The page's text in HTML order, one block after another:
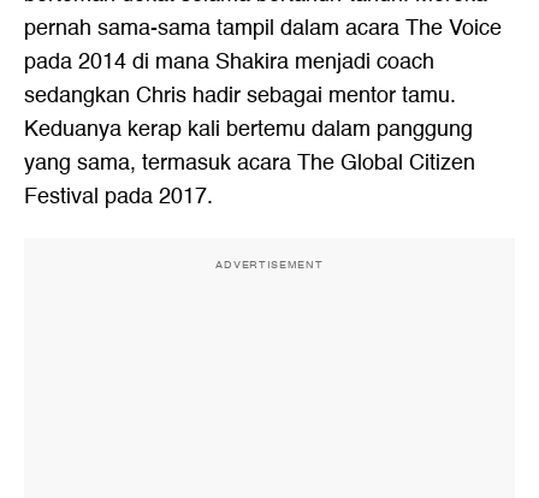
pernah sama-sama tampil dalam acara The Voice
pada 2014 di mana Shakira menjadi coach
sedangkan Chris hadir sebagai mentor tamu.
Keduanya kerap kali bertemu dalam panggung
yang sama, termasuk acara The Global Citizen
Festival pada 2017.
ADVERTISEMENT